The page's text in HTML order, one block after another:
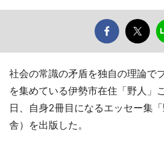
社会の常識の矛盾を独自の理論で
を集めている伊勢市在住「野人」
日、自身2冊目になるエッセー集
舎）を出版した。